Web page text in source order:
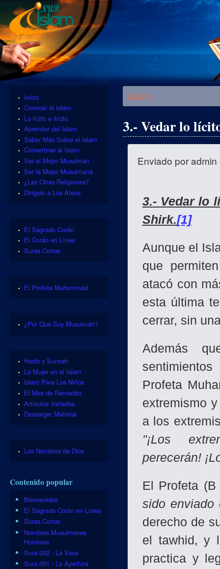
Se encuentra usted aquí
Inicio
3.- Vedar lo
Enviado poradmin
3.- Vedar lo
Shirk.[1]
Aunque el
que
atacó con
esta última
cerrar, sin
Además
Profeta
extremismo
a los
"¡Los
perecerán!
El Profeta
sido
derecho de
el tawhid, y
practica y
Inicio
Conocer el Islam
Lo lícito e ilícito
Aprender del Islam
Saber Más Sobre el Islam
Convertirse al Islam
Ser el Mejor Musulmán
Ser la Mejor Musulmana
¿Las Otras Religiones?
Dirigido a Los Ateos
El Sagrado Corán
El Corán en Línea
Suras Cortas
El Profeta Muhammad
¿Por Qué Soy Musulmán?
Hadiz y Sunnah
La Mujer en el Islam
Islam Para Los Niños
El Mes de Ramadán
Artículos Variados
Descargar Material
Los Nombres de Dios
Contenido popular
Bienvenidos
El Sagrado Corán en Línea
Suras Cortas
Nombres Musulmanes -
Hombres
Sura 002 - La Vaca
Sura 001 - La Apertura